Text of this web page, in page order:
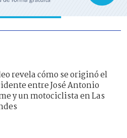
revela cómo se originó el
entre José Antonio
y un motociclista en Las